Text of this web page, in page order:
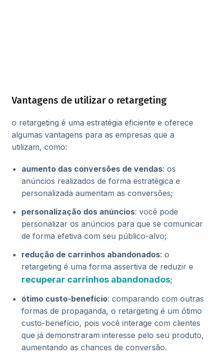
Vantagens de utilizar o retargeting
o retargeting é uma estratégia eficiente e oferece
algumas vantagens para as empresas que a
utilizam, como:
aumento das conversões de vendas: os
anúncios realizados de forma estratégica e
personalizada aumentam as conversões;
personalização dos anúncios: você pode
personalizar os anúncios para que se comunicar
de forma efetiva com seu público-alvo;
redução de carrinhos abandonados: o
retargeting é uma forma assertiva de reduzir e
recuperar carrinhos abandonados;
ótimo custo-benefício: comparando com outras
formas de propaganda, o retargeting é um ótimo
custo-benefício, pois você interage com clientes
que já demonstraram interesse pelo seu produto,
aumentando as chances de conversão.